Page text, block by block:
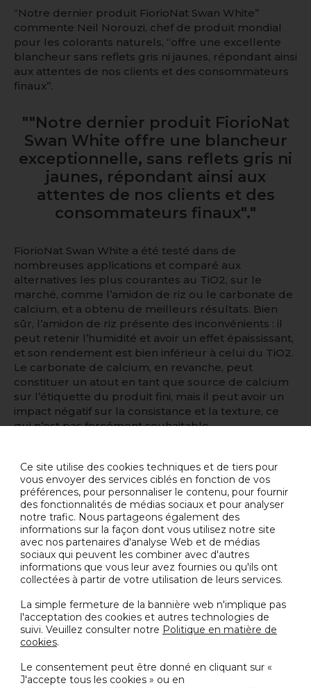
“Notre dernier produit FiorioNat Swan White”
commente Neil Norouzi, chef de produit mondial
pour les colorants naturels, “offre une excellente
blancheur sans reflets gris ni jaunes, répondant ainsi
aux attentes de nos clients et des consommateurs
finaux”.
""Notre dernier produit FiorioNat
Swan White offre une blancheur
exceptionnelle, sans reflets gris ni
jaunes, répondant ainsi aux
attentes de nos clients et des
consommateurs finaux"."
FiorioNat Swan White a été testé dans de
nombreuses applications et comparé aux
alternatives les plus courantes au TiO2, sur le
marché, comme l’amidon de riz ou le carbonate de
calcium, et a obtenu de meilleurs résultats. Bien
sûr, l’amidon de riz présente des inconvénients : il
peut retenir l’humidité et avoir un effet épaississant,
et son rendement est bien inférieur à celui du TiO2.
Le carbonate de calcium, en revanche, peut
constituer un atout en tant que source de calcium
sur l’étiquette du produit fini, mais il peut avoir un
impact négatif sur la consistance et la texture, ce
qui n’est pas forcément souhaitable.
et à la lumière, ainsi qu’aux contraintes mécaniques.
Il offre des nuances de blanc éclatantes avec un
rendement économique comparé à un taux
d’application de TiO2”, ajoute Danilo Riccucci,
responsable du développement des ventes
mondiales pour les couleurs naturelles. “De plus,
c’est une couleur naturelle, respectueuse de
l’environnement, adaptée aux végétaliens et
végétariens, et conforme aux certifications halal et
casher”.
Ce site utilise des cookies techniques et de tiers pour
vous envoyer des services ciblés en fonction de vos
préférences, pour personnaliser le contenu, pour fournir
des fonctionnalités de médias sociaux et pour analyser
notre trafic. Nous partageons également des
informations sur la façon dont vous utilisez notre site
avec nos partenaires d'analyse Web et de médias
sociaux qui peuvent les combiner avec d'autres
informations que vous leur avez fournies ou qu'ils ont
collectées à partir de votre utilisation de leurs services.
La simple fermeture de la bannière web n'implique pas
l'acceptation des cookies et autres technologies de
suivi. Veuillez consulter notre Politique en matière de
cookies.
Le consentement peut être donné en cliquant sur «
J'accepte tous les cookies » ou en